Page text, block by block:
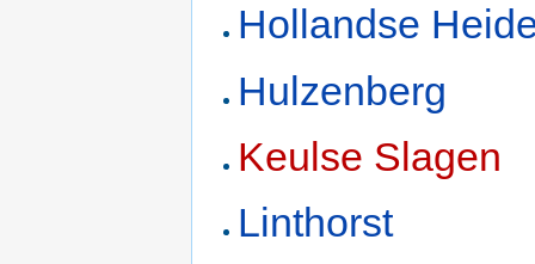
Hollandse
Hulzenberg
Keulse Slagen
Linthorst